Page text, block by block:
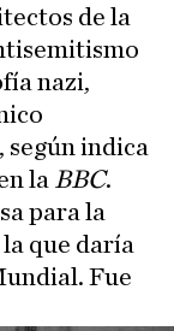
de la
nazi,
según indica
la BBC.
para la
que daría
Fue